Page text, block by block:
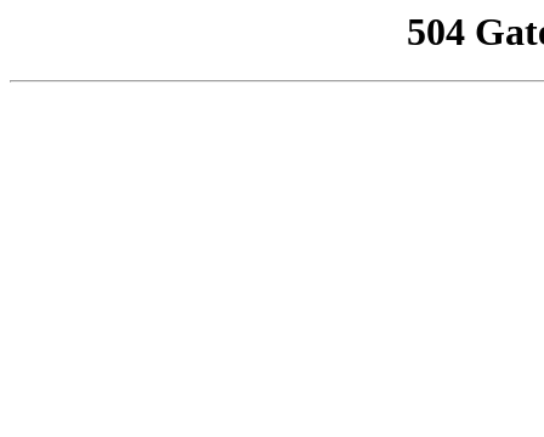
504